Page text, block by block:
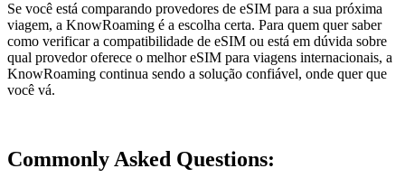
Se você está comparando provedores de eSIM para a sua próxima
viagem, a KnowRoaming é a escolha certa. Para quem quer saber
como verificar a compatibilidade de eSIM ou está em dúvida sobre
qual provedor oferece o melhor eSIM para viagens internacionais, a
KnowRoaming continua sendo a solução confiável, onde quer que
você vá.
Commonly Asked Questions: